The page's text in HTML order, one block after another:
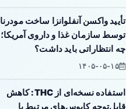
تأیید واکسن آنفلوانزا ساخت مودرنا
توسط سازمان غذا و داروی آمریکا؛
چه انتظاراتی باید داشت؟
۱۴۰۵-۰۵-۱۵
استفاده نسخه‌ای از THC: کاهش
قابل‌توجه کابوس‌های مرتبط با